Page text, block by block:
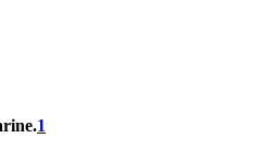
1